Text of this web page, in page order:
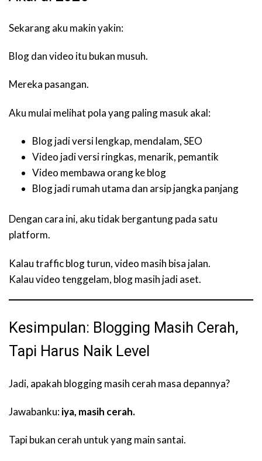
Sekarang aku makin yakin:
Blog dan video itu bukan musuh.
Mereka pasangan.
Aku mulai melihat pola yang paling masuk akal:
Blog jadi versi lengkap, mendalam, SEO
Video jadi versi ringkas, menarik, pemantik
Video membawa orang ke blog
Blog jadi rumah utama dan arsip jangka panjang
Dengan cara ini, aku tidak bergantung pada satu
platform.
Kalau traffic blog turun, video masih bisa jalan.
Kalau video tenggelam, blog masih jadi aset.
Kesimpulan: Blogging Masih Cerah,
Tapi Harus Naik Level
Jadi, apakah blogging masih cerah masa depannya?
Jawabanku:iya, masih cerah.
Tapi bukan cerah untuk yang main santai.